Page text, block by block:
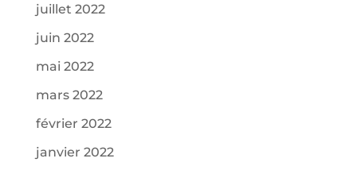
juillet 2022
juin 2022
mai 2022
mars 2022
février 2022
janvier 2022